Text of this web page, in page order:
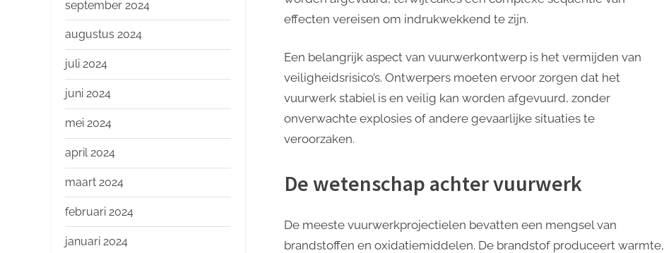
effecten vereisen om indrukwekkend te zijn.
Een belangrijk aspect van vuurwerkontwerp is het vermijden van
veiligheidsrisico’s. Ontwerpers moeten ervoor zorgen dat het
vuurwerk stabiel is en veilig kan worden afgevuurd, zonder
onverwachte explosies of andere gevaarlijke situaties te
veroorzaken.
De wetenschap achter vuurwerk
De meeste vuurwerkprojectielen bevatten een mengsel van
brandstoffen en oxidatiemiddelen. De brandstof produceert warmte,
september 2024
augustus 2024
juli 2024
juni 2024
mei 2024
april 2024
maart 2024
februari 2024
januari 2024